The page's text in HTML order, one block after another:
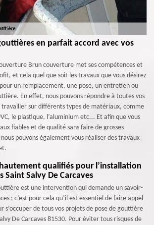
en parfait accord avec vos
Brun couverture met ses compétences et
et cela quel que soit les travaux que vous désirez
un remplacement, une pose, un entretien ou
En effet, nous pouvons répondre à toutes vos
travailler sur différents types de matériaux, comme
le plastique, l’aluminium etc... Et afin que vous
fiables et de qualité sans faire de grosses
pouvons également vous réaliser des travaux
qualifiés pour l’installation
Saint Salvy De Carcaves
est une intervention qui demande un savoir-
; c’est pour cela qu’il est essentiel de faire appel
s’occuper de tous vos projets de pose de gouttière
De Carcaves 81530. Pour éviter tous risques de